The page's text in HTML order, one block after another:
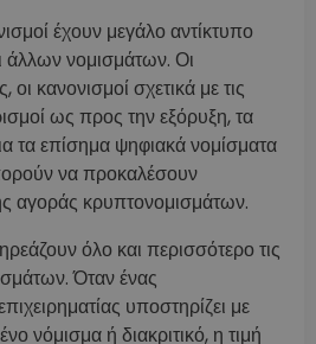
έχουν μεγάλο αντίκτυπο
άλλων νομισμάτων. Οι
οι κανονισμοί σχετικά με τις
ως προς την εξόρυξη, τα
τα επίσημα ψηφιακά νομίσματα
να προκαλέσουν
αγοράς κρυπτονομισμάτων.
όλο και περισσότερο τις
Όταν ένας
υποστηρίζει με
νόμισμα ή διακριτικό, η τιμή